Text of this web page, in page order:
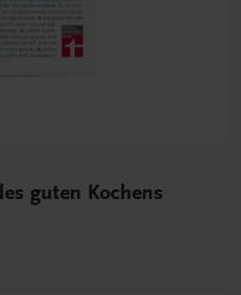
guten Kochens